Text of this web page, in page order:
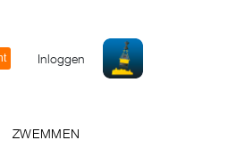
Inloggen
ZWEMMEN